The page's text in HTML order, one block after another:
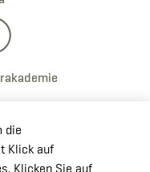
.at
die
Klick auf
Klicken Sie auf